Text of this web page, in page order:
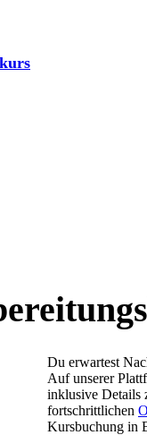
Du erwartest
Auf unserer
inklusive Details
fortschrittlichen
Kursbuchung in